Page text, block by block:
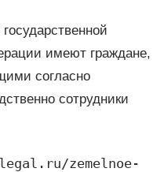
имеют граждане,
согласно
сотрудники
zemelnoe-